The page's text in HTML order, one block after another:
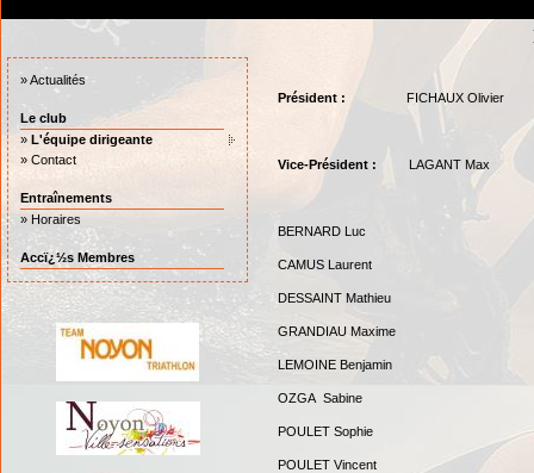
»Actualités
Le club
» L'équipe dirigeante
» Contact
Entraînements
» Horaires
Accï¿½s Membres
Président : FICHAUX Olivier
Vice-Président : LAGANT Max
BERNARD Luc
CAMUS Laurent
DESSAINT Mathieu
GRANDIAU Maxime
LEMOINE Benjamin
OZGA Sabine
POULET Sophie
POULET Vincent